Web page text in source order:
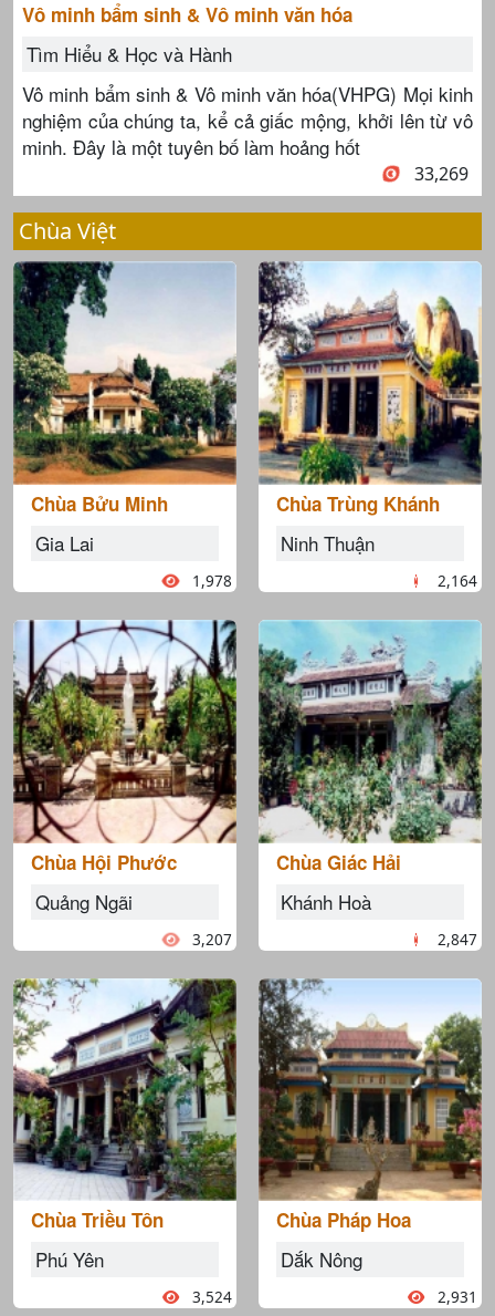
Vô minh bẩm sinh & Vô minh văn hóa
Tìm Hiểu & Học và Hành
Vô minh bẩm sinh & Vô minh văn hóa(VHPG) Mọi kinh
nghiệm của chúng ta, kể cả giấc mộng, khởi lên từ vô
minh. Đây là một tuyên bố làm hoảng hốt
33,269
Chùa Việt
Chùa Bửu Minh
Gia Lai
1,978
Chùa Hội Phước
Quảng Ngãi
3,207
Chùa Triều Tôn
Phú Yên
3,524
Chùa Trùng Khánh
Ninh Thuận
2,164
Chùa Giác Hải
Khánh Hoà
2,847
Chùa Pháp Hoa
Dắk Nông
2,931